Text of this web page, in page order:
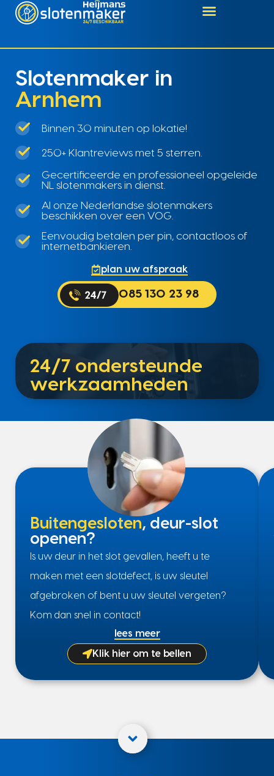
Slotenmaker in
Arnhem
Binnen 30 minuten op lokatie!
250+ Klantreviews met 5 sterren.
Gecertificeerde en professioneel opgeleide
NL slotenmakers in dienst.
Al onze Nederlandse slotenmakers
beschikken over een VOG.
Eenvoudig betalen per pin, contactloos of
internetbankieren.
plan uw afspraak
085 130 23 98
24/7 ondersteunde
werkzaamheden
Buitengesloten, deur-slot
openen?
Is uw deur in het slot gevallen, heeft u te
maken met een slotdefect, is uw sleutel
afgebroken of bent u uw sleutel vergeten?
Kom dan snel in contact!
lees meer
Klik hier om te bellen